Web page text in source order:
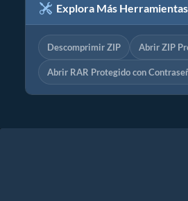
Explora Más Herramientas
Descomprimir ZIP Abrir ZIP
Abrir RAR Protegido con